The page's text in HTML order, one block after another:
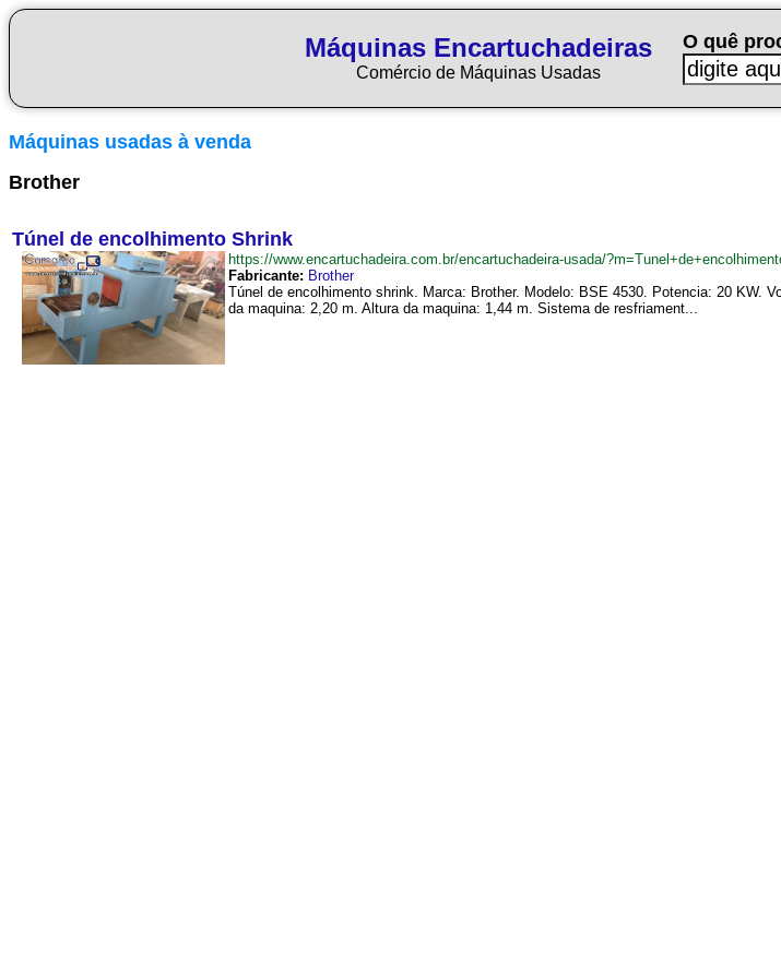
Máquinas Encartuchadeiras
Comércio de Máquinas Usadas
O quê
Máquinas usadas à venda
Brother
Túnel de encolhimento Shrink
https://www.encartuchadeira.com.br/encartuchadeira-usada/
Fabricante: Brother
Túnel de encolhimento shrink. Marca: Brother. Modelo: BSE 4530. Potencia: 20 KW.
da maquina: 2,20 m. Altura da maquina: 1,44 m. Sistema de resfriament...